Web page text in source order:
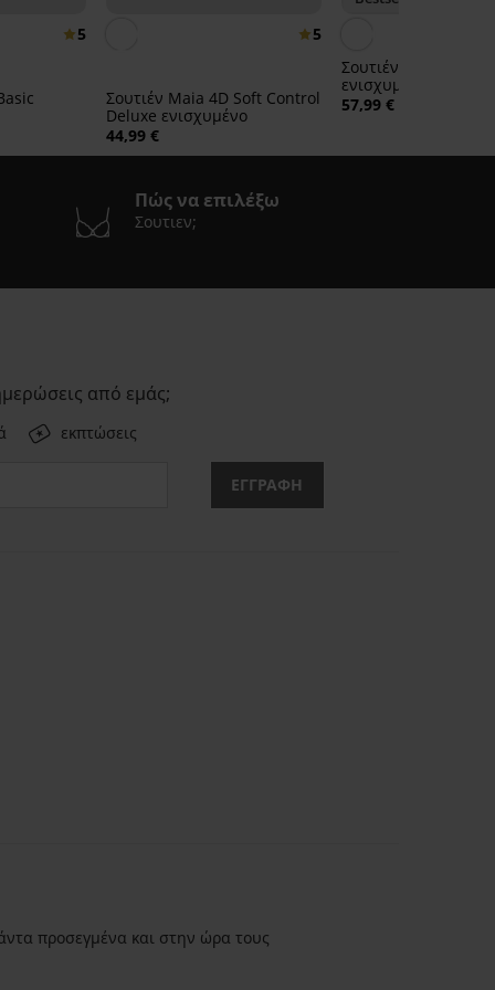
5 5
Σουτιέν Maia 4D Soft Control
Deluxe ενισχυμένο
44,99 €
Σουτιέν Push
ενισχυμένο
57,99 €
Πώς να επιλέξω
Σουτιεν;
από εμάς;
εκπτώσεις
ΕΓΓΡΑΦΗ
προσεγμένα και στην ώρα τους